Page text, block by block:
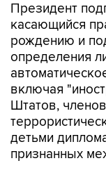
Президент
касающийся
рождению и
определения
включая
Штатов,
детьми
признанных